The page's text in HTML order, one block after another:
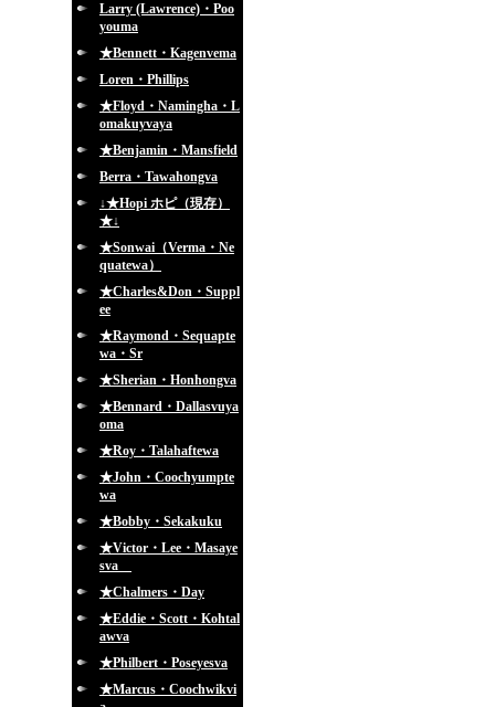
Larry (Lawrence)・Poo
youma
★Bennett・Kagenvema
Loren・Phillips
★Floyd・Namingha・L
omakuyvaya
★Benjamin・Mansfield
Berra・Tawahongva
↓★Hopi ホピ（現存）
★↓
★Sonwai（Verma・Ne
quatewa）
★Charles&Don・Suppl
ee
★Raymond・Sequapte
wa・Sr
★Sherian・Honhongva
★Bennard・Dallasvuya
oma
★Roy・Talahaftewa
★John・Coochyumpte
wa
★Bobby・Sekakuku
★Victor・Lee・Masaye
sva
★Chalmers・Day
★Eddie・Scott・Kohtal
awva
★Philbert・Poseyesva
★Marcus・Coochwikvi